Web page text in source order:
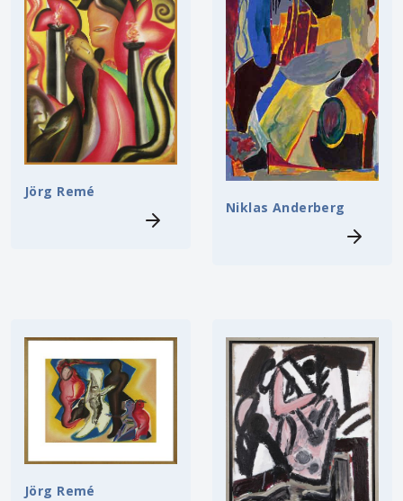
Jörg Remé
Niklas Anderberg
Jörg Remé